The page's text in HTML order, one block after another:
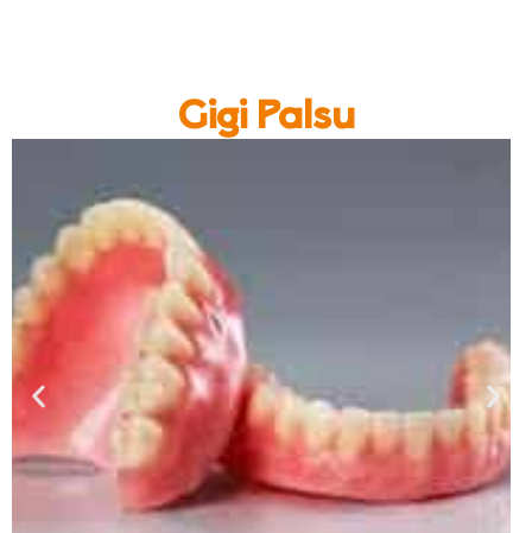
Gigi Palsu